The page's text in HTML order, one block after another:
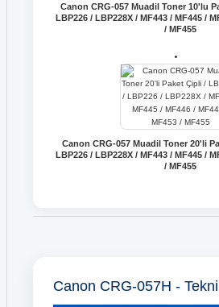
Canon CRG-057 Muadil Toner 10'lu
LBP226 / LBP228X / MF443 / MF445 /
/ MF455
Canon CRG-057 Muadil Toner 20'li
LBP226 / LBP228X / MF443 / MF445 /
/ MF455
Canon CRG-057H -